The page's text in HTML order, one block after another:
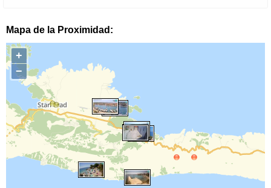
Mapa de la Proximidad:
+
−